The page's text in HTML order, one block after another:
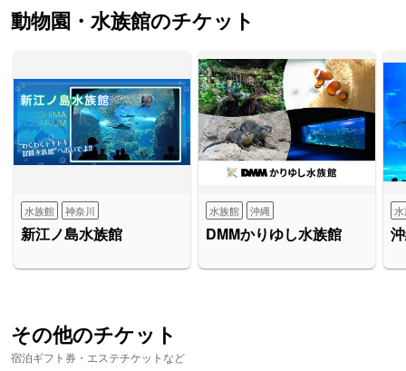
動物園・水族館のチケット
新江ノ島水族館
水族館 神奈川
DMMかりゆし水族館
水族館 沖縄
その他のチケット
宿泊ギフト券・エステチケットなど